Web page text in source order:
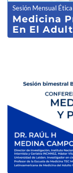
Sesión Mensual
Medicina
En El